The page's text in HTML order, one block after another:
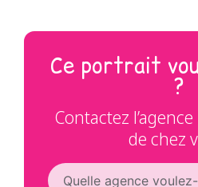
Ce portrait
?
Contactez
de chez